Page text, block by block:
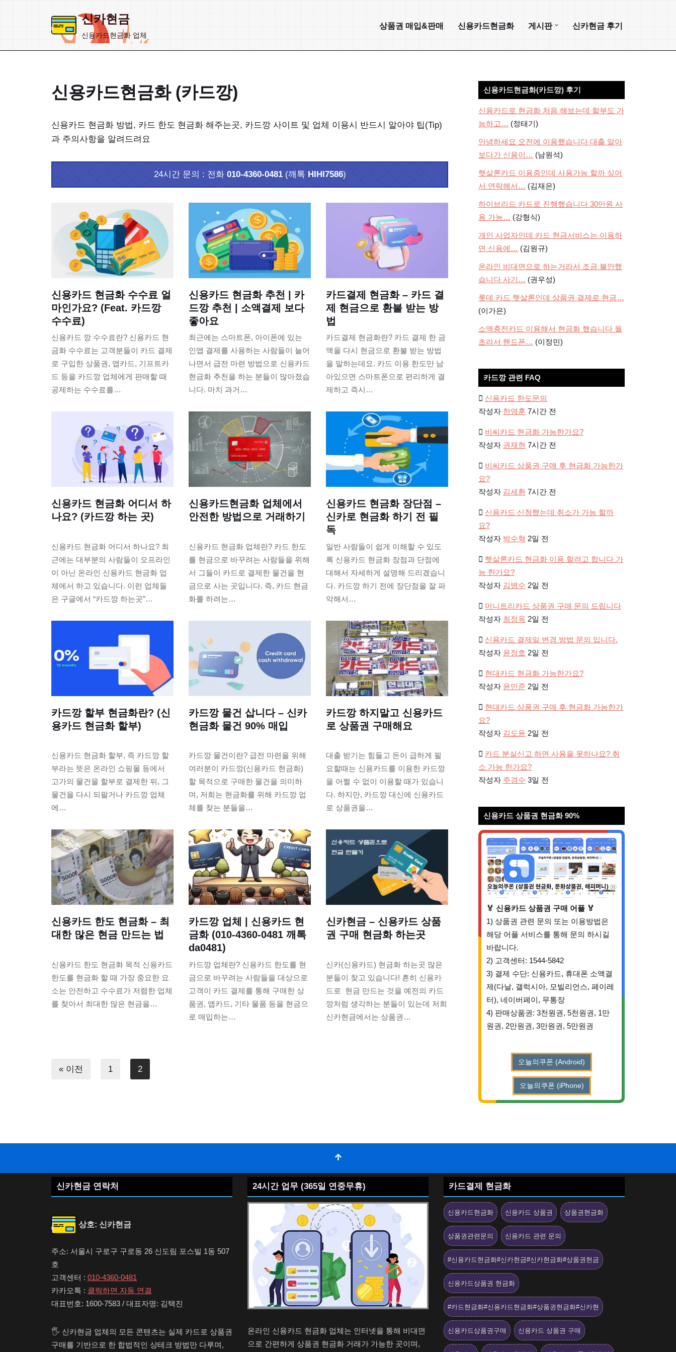
신카현금
신용카드현금화 업체
상품권 매입&판매 신용카드현금화 게시판 신카현금 후기
신용카드현금화 (카드깡)
신용카드 현금화 방법, 카드 한도 현금화 해주는곳, 카드깡 사이트 및 업체 이용시 반드시 알아야 팁(Tip)
과 주의사항을 알려드려요
24시간 문의 : 전화 010-4360-0481(깨톡 HIHI7586)
신용카드 현금화 수수료 얼
마인가요? (Feat. 카드깡
수수료)
신용카드 깡 수수료란? 신용카드 현
금화 수수료는 고객분들이 카드 결제
로 구입한 상품권, 앱카드, 기프트카
드 등을 카드깡 업체에게 판매할 때
공제하는 수수료를…
신용카드 현금화 추천 | 카
드깡 추천 | 소액결제 보다
좋아요
최근에는 스마트폰, 아이폰에 있는
인앱 결제를 사용하는 사람들이 늘어
나면서 급전 마련 방법으로 신용카드
현금화 추천을 하는 분들이 많아졌습
니다. 마치 과거…
카드결제 현금화 – 카드 결
제 현금으로 환불 받는 방
법
카드결제 현금화란? 카드 결제 한 금
액을 다시 현금으로 환불 받는 방법
을 말하는데요. 카드 이용 한도만 남
아있으면 스마트폰으로 편리하게 결
제하고 즉시…
신용카드 현금화 어디서 하
나요? (카드깡 하는 곳)
신용카드 현금화 어디서 하나요? 최
근에는 대부분의 사람들이 오프라인
이 아닌 온라인 신용카드 현금화 업
체에서 하고 있습니다. 이런 업체들
은 구글에서 “카드깡 하는곳”…
신용카드현금화 업체에서
안전한 방법으로 거래하기
신용카드 현금화 업체란? 카드 한도
를 현금으로 바꾸려는 사람들을 위해
서 그들이 카드로 결제한 물건을 현
금으로 사는 곳입니다. 즉, 카드 현금
화를 하려는…
신용카드 현금화 장단점 –
신카로 현금화 하기 전 필
독
일반 사람들이 쉽게 이해할 수 있도
록 신용카드 현금화 장점과 단점에
대해서 자세하게 설명해 드리겠습니
다. 카드깡 하기 전에 장단점을 잘 파
악해서…
카드깡 할부 현금화란? (신
용카드 현금화 할부)
신용카드 현금화 할부, 즉 카드깡 할
부라는 뜻은 온라인 쇼핑몰 등에서
고가의 물건을 할부로 결제한 뒤, 그
물건을 다시 되팔거나 카드깡 업체
에…
카드깡 물건 삽니다 – 신카
현금화 물건 90% 매입
카드깡 물건이란? 급전 마련을 위해
여러분이 카드깡(신용카드 현금화)
할 목적으로 구매한 물건을 의미하
며, 저희는 현금화를 위해 카드깡 업
체를 찾는 분들을…
카드깡 하지말고 신용카드
로 상품권 구매해요
대출 받기는 힘들고 돈이 급하게 필
요할때는 신용카드를 이용한 카드깡
을 어쩔 수 없이 이용할 때가 있습니
다. 하지만, 카드깡 대신에 신용카드
로 상품권을…
신용카드 한도 현금화 – 최
대한 많은 현금 만드는 법
신용카드 한도 현금화 목적 신용카드
한도를 현금화 할 때 가장 중요한 요
소는 안전하고 수수료가 저렴한 업체
를 찾아서 최대한 많은 현금을…
카드깡 업체 | 신용카드 현
금화 (010-4360-0481 깨톡
da0481)
카드깡 업체란? 신용카드 한도를 현
금으로 바꾸려는 사람들을 대상으로
고객이 카드 결제를 통해 구매한 상
품권, 앱카드, 기타 물품 등을 현금으
로 매입하는…
신카현금 – 신용카드 상품
권 구매 현금화 하는곳
신카(신용카드) 현금화 하는곳 많은
분들이 찾고 있습니다! 흔히 신용카
드로 현금 만드는 것을 예전의 카드
깡처럼 생각하는 분들이 있는데 저희
신카현금에서는 상품권…
« 이전 1 2
신용카드현금화(카드깡) 후기
신용카드로 현금화 처음 해보는데 할부도 가
능하고… (정태기)
안녕하세요 오전에 이용했습니다 대출 알아
보다가 신용이… (남원석)
햇살론카드 이용중인데 사용가능 할까 싶어
서 연락해서… (김재은)
하이브리드 카드로 진행했습니다 30만원 사
용 가능… (강형식)
개인 사업자인데 카드 현금서비스는 이용하
면 신용에… (김원규)
온라인 비대면으로 하는거라서 조금 불안했
습니다 사기… (권우성)
롯데 카드 햇살론인데 상품권 결제로 현금…
(이가은)
소액충전카드 이용해서 현금화 했습니다 월
초라서 핸드폰… (이정민)
카드깡 관련 FAQ
신용카드 한도문의
작성자 한영훈 7시간 전
비씨카드 현금화 가능한가요?
작성자 권재현 7시간 전
비씨카드 상품권 구매 후 현금화 가능한가
요?
작성자 김세환 7시간 전
신용카드 신청했는데 취소가 가능 할까
요?
작성자 박수혁 2일 전
햇살론카드 현금화 이용 할려고 합니다 가
능 한가요?
작성자 김병수 2일 전
머니트리카드 상품권 구매 문의 드립니다
작성자 최정옥 2일 전
신용카드 결제일 변경 방법 문의 입니다.
작성자 윤정호 2일 전
현대카드 현금화 가능한가요?
작성자 윤민준 2일 전
현대카드 상품권 구매 후 현금화 가능한가
요?
작성자 김도윤 2일 전
카드 분실신고 하면 사용을 못하나요? 취
소 가능 한가요?
작성자 주경수 3일 전
신용카드 상품권 현금화 90%
🏅 신용카드 상품권 구매 어플 🏅
1) 상품권 관련 문의 또는 이용방법은
해당 어플 서비스를 통해 문의 하시길
바랍니다.
2) 고객센터: 1544-5842
3) 결제 수단: 신용카드, 휴대폰 소액결
제(다날, 갤럭시아, 모빌리언스, 페이레
터), 네이버페이, 무통장
4) 판매상품권: 3천원권, 5천원권, 1만
원권, 2만원권, 3만원권, 5만원권
오늘의쿠폰 (Android)
오늘의쿠폰 (iPhone)
신카현금 연락처
상호: 신카현금
주소: 서울시 구로구 구로동 26 신도림 포스빌 1동 507
호
고객센터 : 010-4360-0481
카카오톡 : 클릭하면 자동 연결
대표번호: 1600-7583 / 대표자명: 김택진
🖐️ 신카현금 업체의 모든 콘텐츠는 실제 카드로 상품권
구매를 기반으로 한 합법적인 상테크 방법만 다루며,
24시간 업무 (365일 연중무휴)
온라인 신용카드 현금화 업체는 인터넷을 통해 비대면
으로 간편하게 상품권 현금화 거래가 가능한 곳이며,
카드결제 현금화
신용카드현금화 신용카드 상품권 상품권현금화
상품권관련문의 신용카드 관련 문의
#신용카드현금화#신카현금#신카현금화#상품권현금
신용카드상품권 현금화
#카드현금화#신용카드현금화#상품권현금화#신카현
신용카드상품권구매 신용카드 상품권 구매